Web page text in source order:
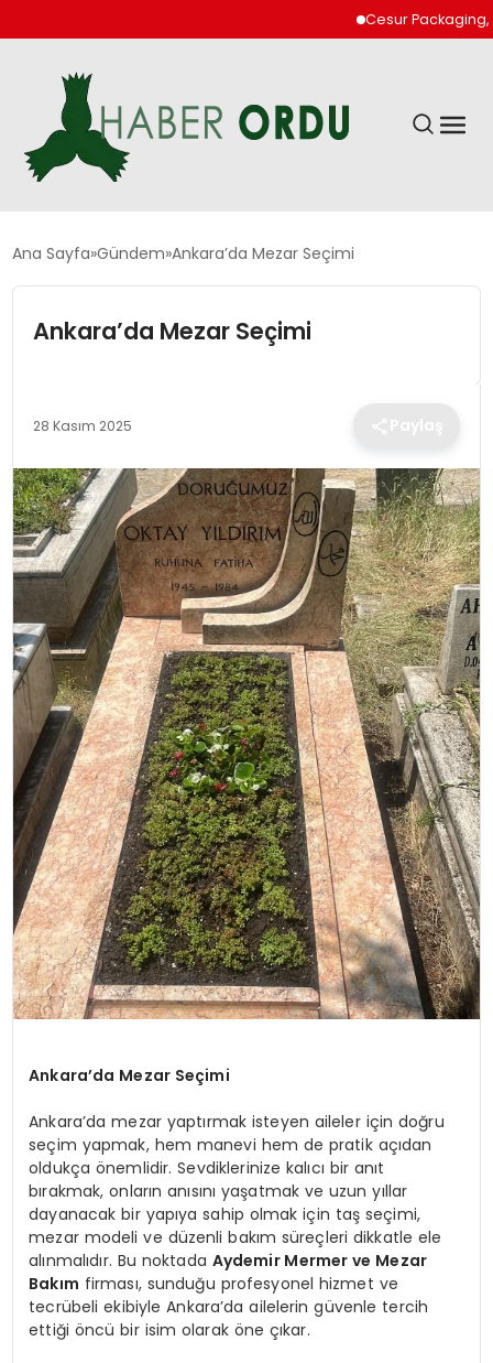
Cesur Packaging,
GÜNDEM
TEKNOLOJI
EĞITIM
MAGAZIN
SPOR
YAŞAM
Ana Sayfa Gündem Ankara’da Mezar Seçimi
Ankara’da Mezar Seçimi
28 Kasım 2025
Ankara’da Mezar Seçimi
Ankara’da mezar yaptırmak isteyen aileler için doğru
seçim yapmak, hem manevi hem de pratik açıdan
oldukça önemlidir. Sevdiklerinize kalıcı bir anıt
bırakmak, onların anısını yaşatmak ve uzun yıllar
dayanacak bir yapıya sahip olmak için taş seçimi,
mezar modeli ve düzenli bakım süreçleri dikkatle ele
alınmalıdır. Bu noktada Aydemir Mermer ve Mezar
Bakım firması, sunduğu profesyonel hizmet ve
tecrübeli ekibiyle Ankara’da ailelerin güvenle tercih
ettiği öncü bir isim olarak öne çıkar.